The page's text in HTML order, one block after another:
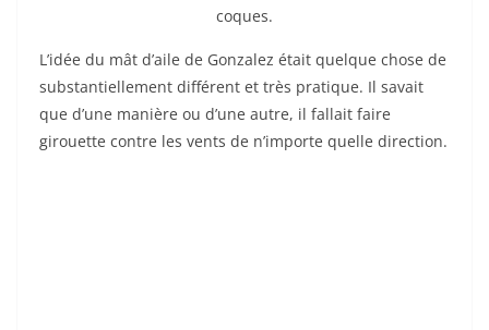
coques.
L’idée du mât d’aile de Gonzalez était quelque chose de
substantiellement différent et très pratique. Il savait
que d’une manière ou d’une autre, il fallait faire
girouette contre les vents de n’importe quelle direction.